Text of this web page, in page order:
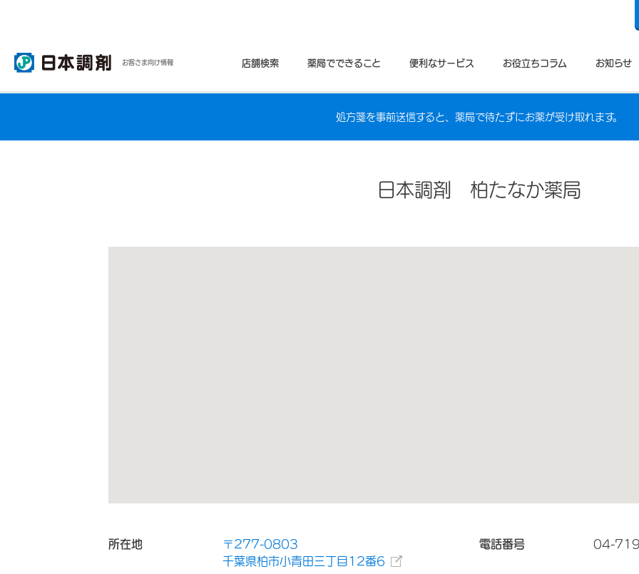
お客さま向け情報 店舗検索 薬局でできること 便利なサービス お役立ちコラム お知らせ
処方箋を事前送信すると、薬局で待たずにお薬が受け取れます。
日本調剤 柏たなか薬局
所在地
〒277-0803
千葉県柏市小青田三丁目12番6
電話番号 04-